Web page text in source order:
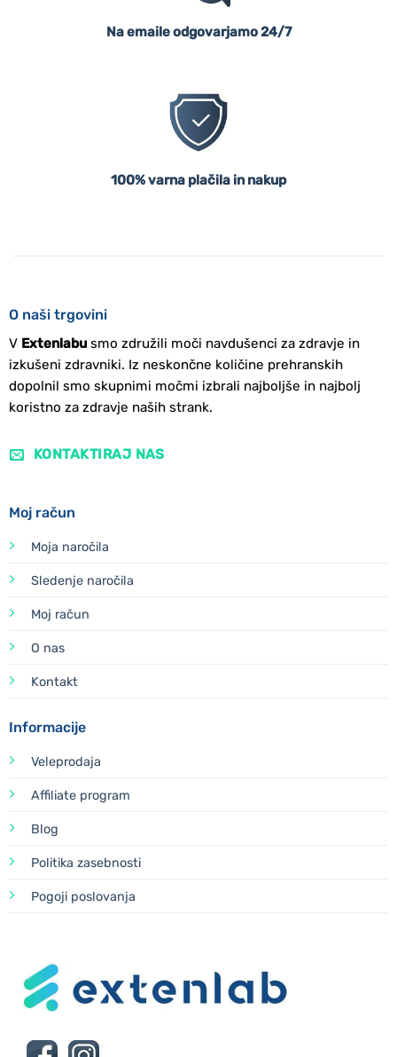
Na emaile odgovarjamo 24/7
100% varna plačila in nakup
O naši trgovini
V Extenlabusmo združili moči navdušenci za zdravje in
izkušeni zdravniki. Iz neskončne količine prehranskih
dopolnil smo skupnimi močmi izbrali najboljše in najbolj
koristno za zdravje naših strank.
KONTAKTIRAJ NAS
Moj račun
Moja naročila
Sledenje naročila
Moj račun
O nas
Kontakt
Informacije
Veleprodaja
Affiliate program
Blog
Politika zasebnosti
Pogoji poslovanja